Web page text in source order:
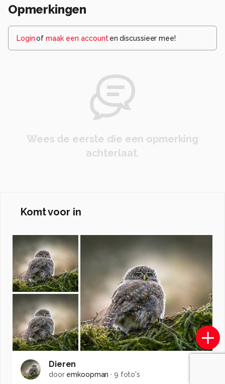
Opmerkingen
Loginof maak een account en discussieer mee!
Wees de eerste die een opmerking
achterlaat.
Komt voor in
Dieren
door emkoopman · 9 foto's